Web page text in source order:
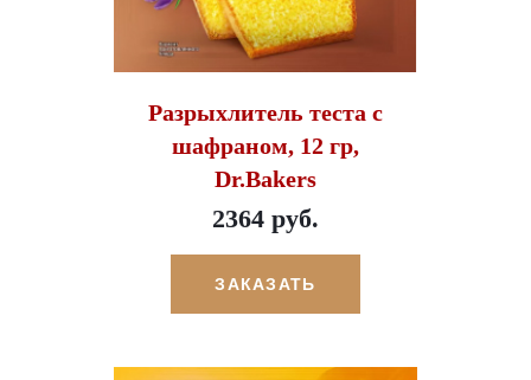
Разрыхлитель теста с
шафраном, 12 гр,
Dr.Bakers
2364 руб.
ЗАКАЗАТЬ